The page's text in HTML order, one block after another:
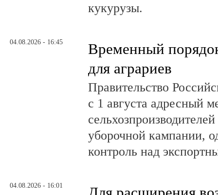
кукурузы.
04.08.2026 - 16:45
Временный
для аграриев
Правительство
с 1 августа адресный
уборочной кампании,
контроль над
04.08.2026 - 16:01